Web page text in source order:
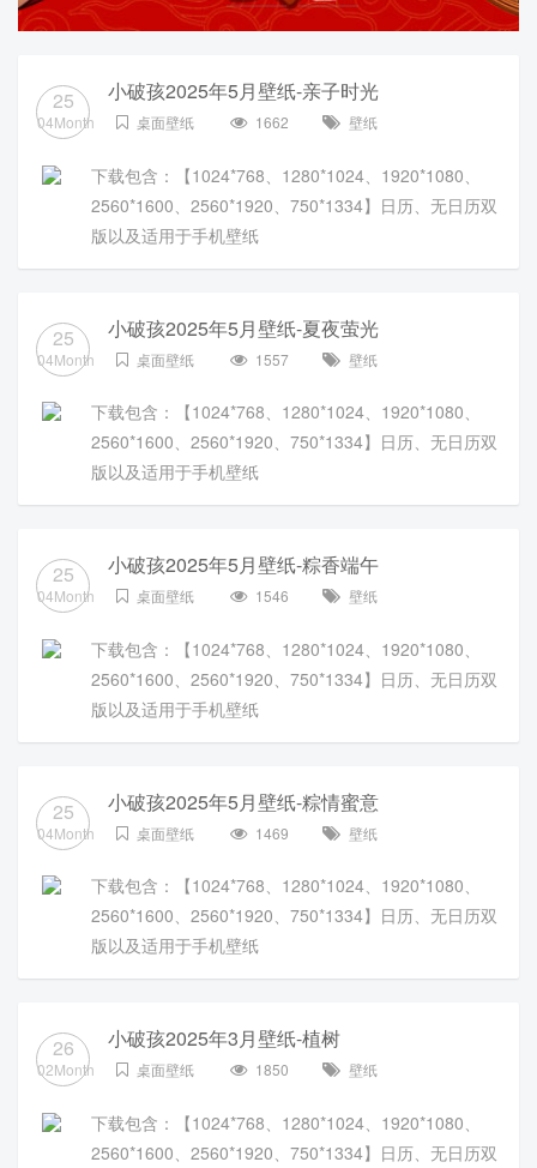
25
04Month
小破孩2025年5月壁纸-亲子时光
桌面壁纸 1662 壁纸
下载包含：【1024*768、1280*1024、1920*1080、
2560*1600、2560*1920、750*1334】日历、无日历双
版以及适用于手机壁纸
25
04Month
小破孩2025年5月壁纸-夏夜萤光
桌面壁纸 1557 壁纸
下载包含：【1024*768、1280*1024、1920*1080、
2560*1600、2560*1920、750*1334】日历、无日历双
版以及适用于手机壁纸
25
04Month
小破孩2025年5月壁纸-粽香端午
桌面壁纸 1546 壁纸
下载包含：【1024*768、1280*1024、1920*1080、
2560*1600、2560*1920、750*1334】日历、无日历双
版以及适用于手机壁纸
25
04Month
小破孩2025年5月壁纸-粽情蜜意
桌面壁纸 1469 壁纸
下载包含：【1024*768、1280*1024、1920*1080、
2560*1600、2560*1920、750*1334】日历、无日历双
版以及适用于手机壁纸
26
02Month
小破孩2025年3月壁纸-植树
桌面壁纸 1850 壁纸
下载包含：【1024*768、1280*1024、1920*1080、
2560*1600、2560*1920、750*1334】日历、无日历双